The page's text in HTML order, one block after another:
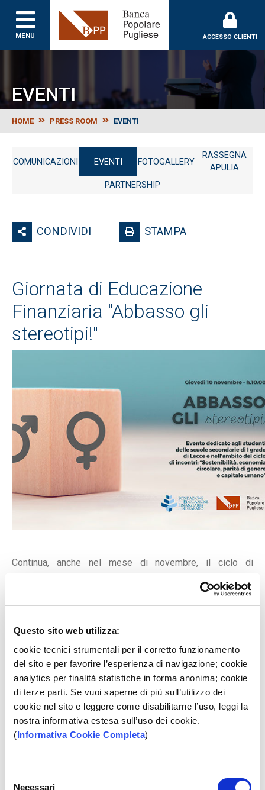
Questo sito web utilizza:
cookie tecnici strumentali per il corretto funzionamento
del sito e per favorire l’esperienza di navigazione; cookie
analytics per finalità statistiche in forma anonima; cookie
di terze parti. Se vuoi saperne di più sull’utilizzo dei
cookie nel sito e leggere come disabilitarne l’uso, leggi la
nostra informativa estesa sull’uso dei cookie.
(Informativa Cookie Completa)
Necessari
MENU
Banca Popolare
ACCESSO CLIENTI
EVENTI
HOME PRESS ROOM EVENTI
COMUNICAZIONI EVENTI FOTOGALLERY
RASSEGNA
APULIA
PARTNERSHIP
CONDIVIDI STAMPA
Giornata di Educazione
Finanziaria "Abbasso gli
stereotipi!"
Continua, anche nel mese di novembre, il ciclo di
organizzato da BPP in collaborazione con FEduF (ABI)
presso le scuole della Provincia di Lecce.
stereotipi!" gli studenti saranno coinvolti in una lezione di
cittadinanza economica per imparare che non esistono
differenze tra le abilità maschili e femminili, soprattutto
quando si parla di autonomia, di sostenibilità e di futuro.
Una lezione divertente e istruttiva per stimolare una
riflessione sulla parità di genere come strumento di
sostenibilità oltre che competenza di educazione civica e
per sviluppare conoscenze indispensabili per abbattere